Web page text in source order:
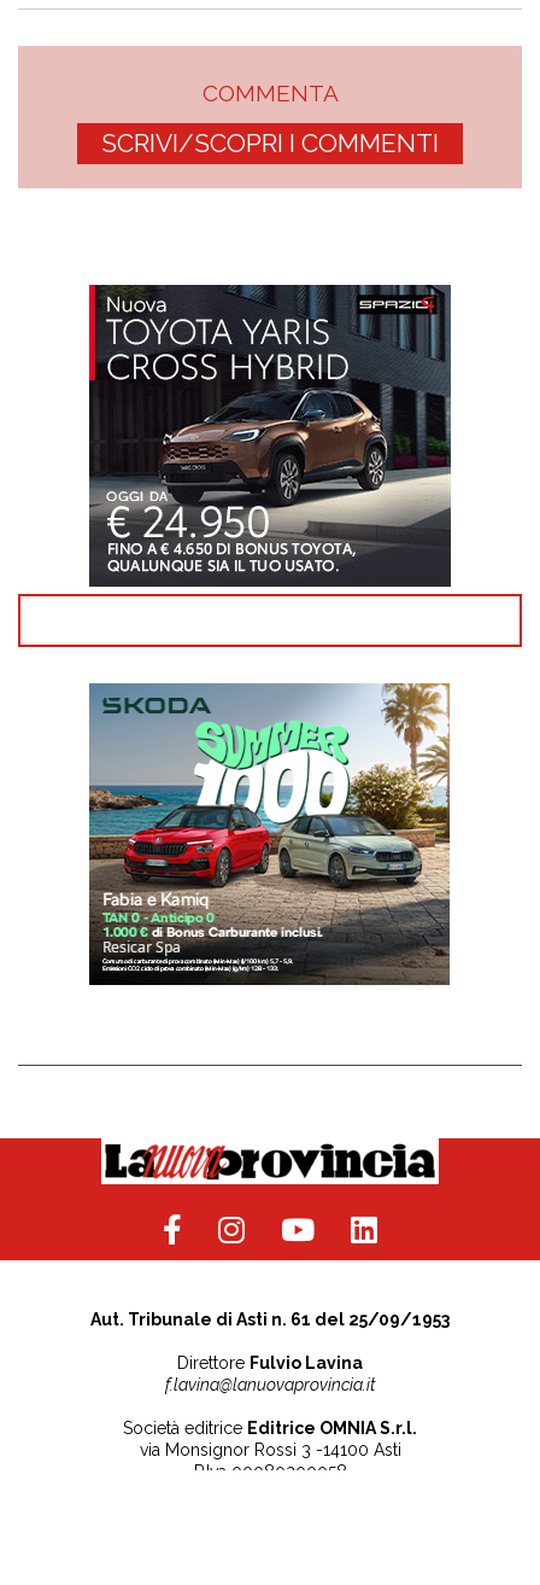
COMMENTA
SCRIVI/SCOPRI I COMMENTI
Aut. Tribunale di Asti n. 61 del 25/09/1953
Direttore Fulvio Lavina
f.lavina@lanuovaprovincia.it
Società editrice Editrice OMNIA S.r.l.
via Monsignor Rossi 3 -14100 Asti
P.Iva 00080200058